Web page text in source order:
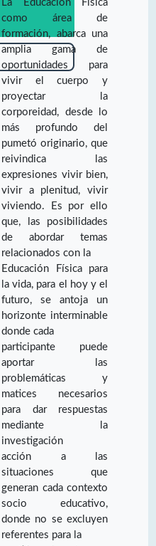
La Educación Física
como área de
formación, abarca una
amplia gama de
oportunidades para
vivir el cuerpo y
proyectar la
corporeidad, desde lo
más profundo del
pumetó originario, que
reivindica las
expresiones vivir bien,
vivir a plenitud, vivir
viviendo. Es por ello
que, las posibilidades
de abordar temas
relacionados con la
Educación Física para
la vida, para el hoy y el
futuro, se antoja un
horizonte interminable
donde cada
participante puede
aportar las
problemáticas y
matices necesarios
para dar respuestas
mediante la
investigación
acción a las
situaciones que
generan cada contexto
socio educativo,
donde no se excluyen
referentes para la